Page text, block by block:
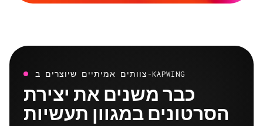
צוותים אמיתיים שיוצרים ב-KAPWING
כבר משנים את יצירת
הסרטונים במגוון תעשיות